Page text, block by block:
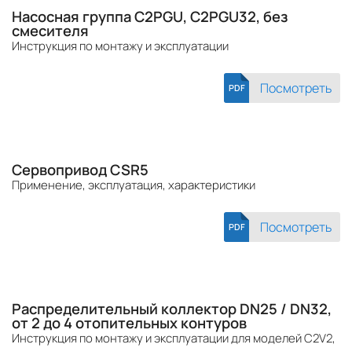
Насосная группа C2PGU, C2PGU32, без
смесителя
Инструкция по монтажу и эксплуатации
PDF Посмотреть
Сервопривод CSR5
Применение, эксплуатация, характеристики
PDF Посмотреть
Распределительный коллектор DN25 / DN32,
от 2 до 4 отопительных контуров
Инструкция по монтажу и эксплуатации для моделей C2V2,